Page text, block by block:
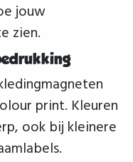
jouw
zien.
print. Kleuren
ook bij kleinere